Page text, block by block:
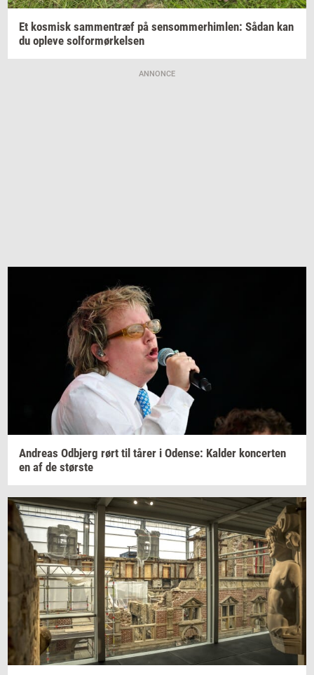
Et kos­misk sam­men­træf på sen­som­mer­him­len: Sådan kan
du op­le­ve sol­for­mør­kel­sen
ANNONCE
An­dreas Od­b­jerg rørt til tårer i Oden­se: Kal­der kon­cer­ten
en af de stør­ste